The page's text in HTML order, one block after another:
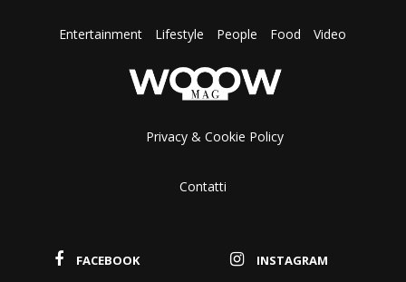
Entertainment Lifestyle People Food Video
Privacy & Cookie Policy
Contatti
FACEBOOK INSTAGRAM